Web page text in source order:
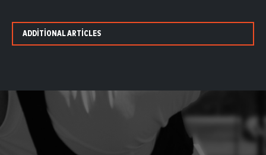
ADDITIONAL ARTICLES